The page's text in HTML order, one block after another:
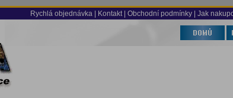
Rychlá objednávka Kontakt Obchodní podmínky Jak